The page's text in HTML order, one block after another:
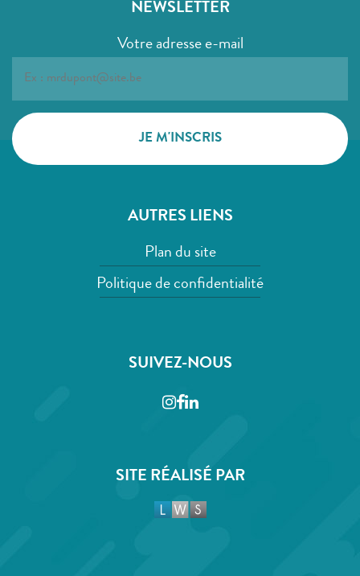
NEWSLETTER
Votre adresse e-mail
AUTRES LIENS
Plan du site
Politique de confidentialité
SUIVEZ-NOUS
Instagram
Facebook
LinkedIn
SITE RÉALISÉ PAR